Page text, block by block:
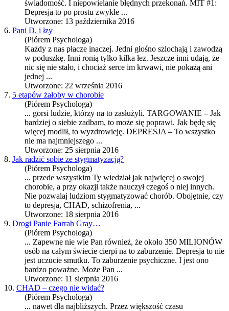
świadomość. I niepowielanie błędnych przekonań. MIT #1:
Depresja to po prostu zwykłe ...
Utworzone: 13 października 2016
6. Pani D. i łzy
(Piórem Psychologa)
Każdy z nas płacze inaczej. Jedni głośno szlochają i zawodzą
w poduszkę. Inni ronią tylko kilka łez. Jeszcze inni udają, że
nic się nie stało, i chociaż serce im krwawi, nie pokażą ani
jednej ...
Utworzone: 22 września 2016
7. 5 etapów żałoby w chorobie
(Piórem Psychologa)
... gorsi ludzie, którzy na to zasłużyli. TARGOWANIE – Jak
bardziej o siebie zadbam, to może się poprawi. Jak będę się
więcej modlił, to wyzdrowieję. DEPRESJA – To wszystko
nie ma najmniejszego ...
Utworzone: 25 sierpnia 2016
8. Jak radzić sobie ze stygmatyzacją?
(Piórem Psychologa)
... przede wszystkim Ty wiedział jak najwięcej o swojej
chorobie, a przy okazji także nauczył czegoś o niej innych.
Nie pozwalaj ludziom stygmatyzować chorób. Obojętnie, czy
to depresja, CHAD, schizofrenia, ...
Utworzone: 18 sierpnia 2016
9. Drogi Panie Farrah Gray…
(Piórem Psychologa)
... Zapewne nie wie Pan również, że około 350 MILIONÓW
osób na całym świecie cierpi na to zaburzenie. Depresja to nie
jest uczucie smutku. To zaburzenie psychiczne. I jest ono
bardzo poważne. Może Pan ...
Utworzone: 11 sierpnia 2016
10. CHAD – czego nie widać?
(Piórem Psychologa)
... nawet dla najbliższych. Przez większość czasu